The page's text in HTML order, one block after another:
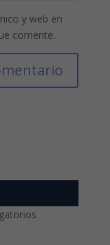
y web en
comente.